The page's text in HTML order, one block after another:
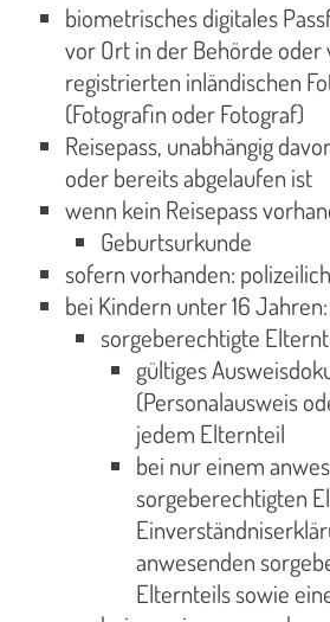
biometrisches digitales
vor Ort in der Behörde oder
registrierten inländischen
(Fotografin oder Fotograf)
Reisepass, unabhängig
oder bereits abgelaufen ist
wenn kein Reisepass
Geburtsurkunde
sofern vorhanden:
bei Kindern unter 16 Jahren:
sorgeberechtigte
gültiges
(Personalausweis
jedem Elternteil
bei nur einem
sorgeberechtigten
anwesenden
Elternteils sowie